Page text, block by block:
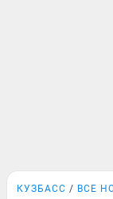
КУЗБАСС ВСЕ